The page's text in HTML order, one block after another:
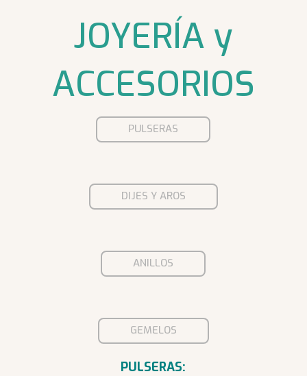
JOYERÍA y
ACCESORIOS
PULSERAS
DIJES Y AROS
ANILLOS
GEMELOS
PULSERAS: